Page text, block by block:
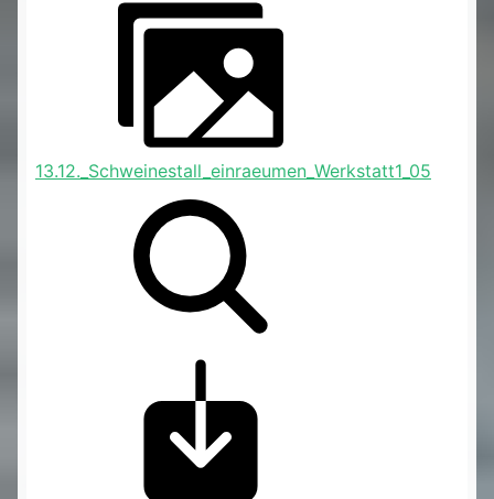
13.12._Schweinestall_einraeumen_Werkstatt1_05